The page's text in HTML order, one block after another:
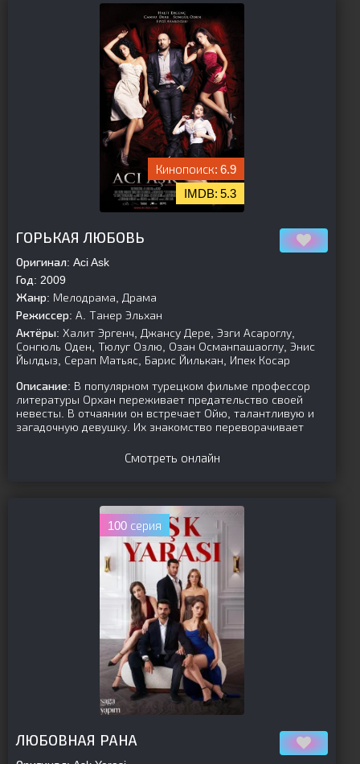
6.9
5.3
ГОРЬКАЯ ЛЮБОВЬ
Оригинал: Aci Ask
Год: 2009
Жанр: Мелодрама, Драма
Режиссер: А. Танер Эльхан
Актёры: Халит Эргенч, Джансу Дере, Эзги Асароглу,
Сонгюль Оден, Тюлуг Озлю, Озан Османпашаоглу, Энис
Йылдыз, Серап Матьяс, Барис Йилькан, Ипек Косар
Описание: В популярном турецком фильме профессор
литературы Орхан переживает предательство своей
невесты. В отчаянии он встречает Ойю, талантливую и
загадочную девушку. Их знакомство переворачивает
Смотреть онлайн
100 серия
ЛЮБОВНАЯ РАНА